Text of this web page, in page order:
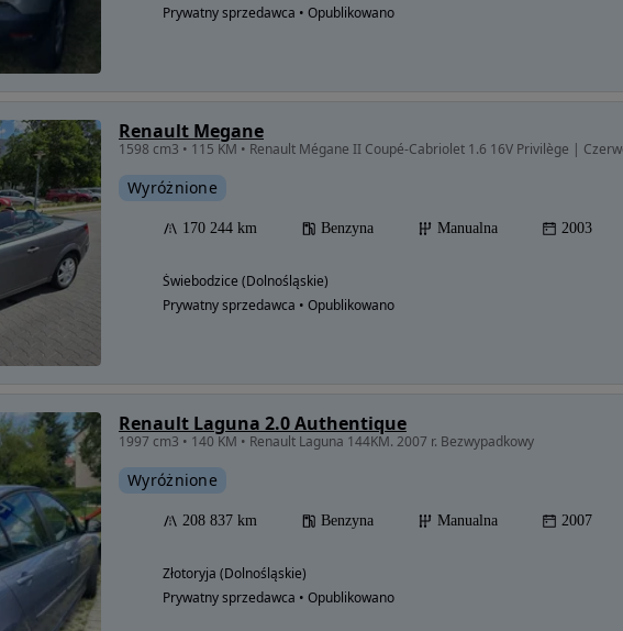
Prywatny sprzedawca • Opublikowano
Renault Megane
Wyróżnione
170 244 km Benzyna Manualna 2003
Świebodzice (Dolnośląskie)
Prywatny sprzedawca • Opublikowano
Renault Laguna 2.0 Authentique
1997 cm3 • 140 KM • Renault Laguna 144KM. 2007 r. Bezwypadkowy
Wyróżnione
208 837 km Benzyna Manualna 2007
Złotoryja (Dolnośląskie)
Prywatny sprzedawca • Opublikowano